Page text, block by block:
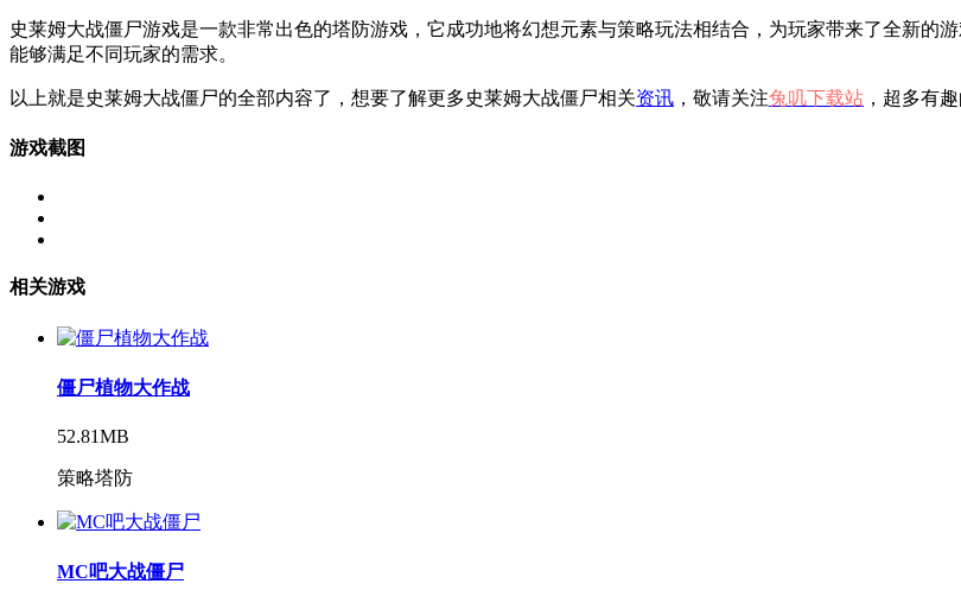
史莱姆大战僵尸游戏是一款非常出色的塔防游戏，它成功地将幻想元素与策略玩法相结合，为玩家带来了全新的
能够满足不同玩家的需求。
以上就是史莱姆大战僵尸的全部内容了，想要了解更多史莱姆大战僵尸相关资讯 ，敬请关注兔叽下载站 ，超多有
游戏截图
相关游戏
僵尸植物大作战
52.81MB
策略塔防
MC吧大战僵尸